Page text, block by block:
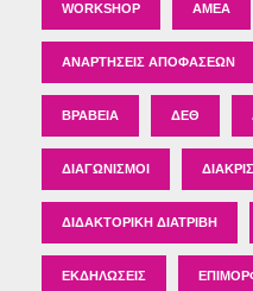
WORKSHOP ΑΜΕΑ
ΑΝΑΡΤΉΣΕΙΣ ΑΠΟΦΆΣΕΩΝ
ΒΡΑΒΕΊΑ ΔΕΘ
ΔΙΑΓΩΝΙΣΜΟΊ
ΔΙΔΑΚΤΟΡΙΚΉ ΔΙΑΤΡΙΒΉ
ΕΚΔΗΛΏΣΕΙΣ